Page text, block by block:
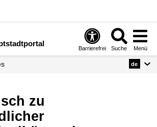
Barrierefrei Suche Menü
de